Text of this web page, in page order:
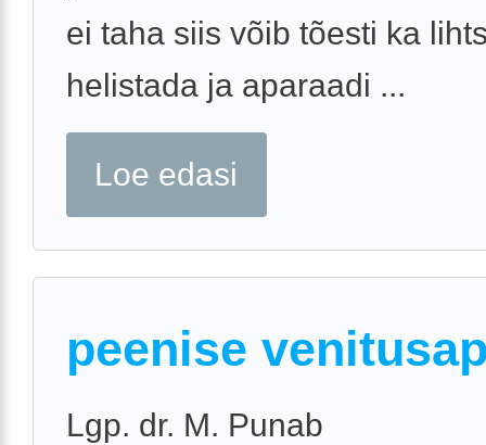
ei taha siis võib tõesti ka
helistada ja aparaadi ...
Loe edasi
peenise
Lgp. dr. M. Punab